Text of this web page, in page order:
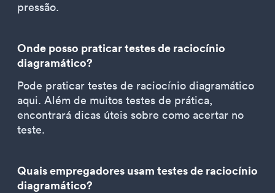
pressão.
Onde posso praticar testes de raciocínio
diagramático?
Pode praticar testes de raciocínio diagramático
aqui. Além de muitos testes de prática,
encontrará dicas úteis sobre como acertar no
teste.
Quais empregadores usam testes de raciocínio
diagramático?